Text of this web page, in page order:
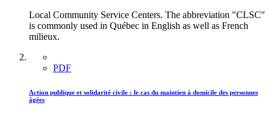
Local Community Service Centers. The abbreviation "CLSC"
is commonly used in Québec in English as well as French
milieux.
PDF
Action publique et solidarité civile : le cas du maintien à domicile des personnes
âgées